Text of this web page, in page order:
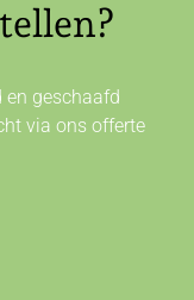
en geschaafd
via ons offerte